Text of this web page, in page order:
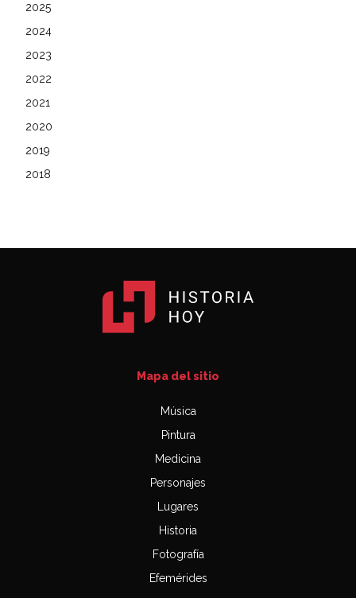
2025
2024
2023
2022
2021
2020
2019
2018
Mapa del sitio
Música
Pintura
Medicina
Personajes
Lugares
Historia
Fotografía
Efemérides